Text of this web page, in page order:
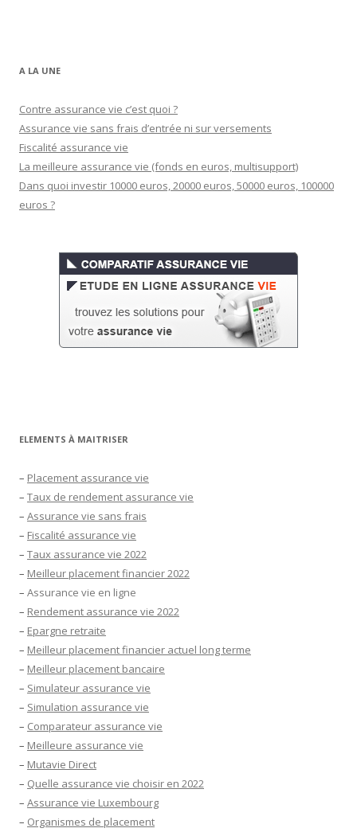
A LA UNE
Contre assurance vie c’est quoi ?
Assurance vie sans frais d’entrée ni sur versements
Fiscalité assurance vie
La meilleure assurance vie (fonds en euros, multisupport)
Dans quoi investir 10000 euros, 20000 euros, 50000 euros, 100000
euros ?
ELEMENTS À MAITRISER
– Placement assurance vie
– Taux de rendement assurance vie
– Assurance vie sans frais
– Fiscalité assurance vie
– Taux assurance vie 2022
– Meilleur placement financier 2022
– Assurance vie en ligne
– Rendement assurance vie 2022
– Epargne retraite
– Meilleur placement financier actuel long terme
– Meilleur placement bancaire
– Simulateur assurance vie
– Simulation assurance vie
– Comparateur assurance vie
– Meilleure assurance vie
– Mutavie Direct
– Quelle assurance vie choisir en 2022
– Assurance vie Luxembourg
– Organismes de placement